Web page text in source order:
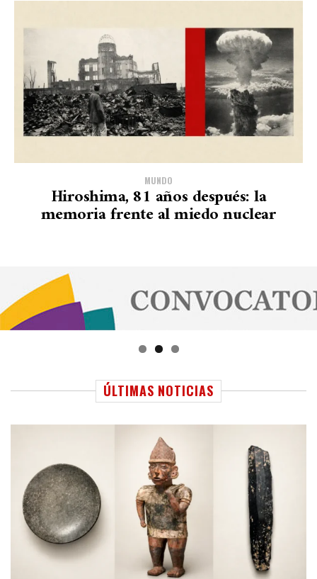
MUNDO
Hiroshima, 81 años después: la
memoria frente al miedo nuclear
ÚLTIMAS NOTICIAS